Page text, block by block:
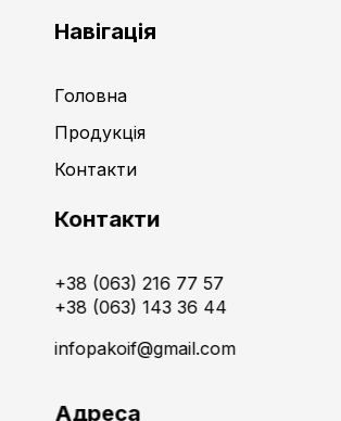
Навігація
Головна
Продукція
Контакти
Контакти
+38 (063) 216 77 57
+38 (063) 143 36 44
infopakoif@gmail.com
Адреса